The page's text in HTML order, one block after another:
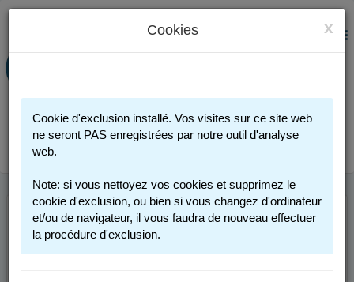
PORTAIL FAMILLE
Connexion
MENU
BIENVENUE SUR
VOTRE PORTAIL
x
Cookies
Cookie d'exclusion installé. Vos visites sur ce site web
ne seront PAS enregistrées par notre outil d'analyse
web.
Note: si vous nettoyez vos cookies et supprimez le
cookie d'exclusion, ou bien si vous changez d'ordinateur
et/ou de navigateur, il vous faudra de nouveau effectuer
la procédure d'exclusion.